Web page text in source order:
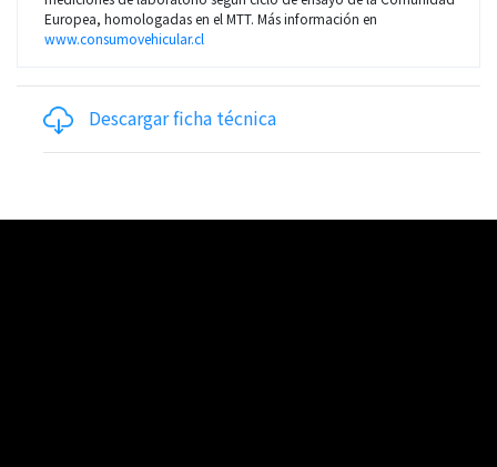
Europea, homologadas en el MTT. Más información en
www.consumovehicular.cl
Descargar ficha técnica